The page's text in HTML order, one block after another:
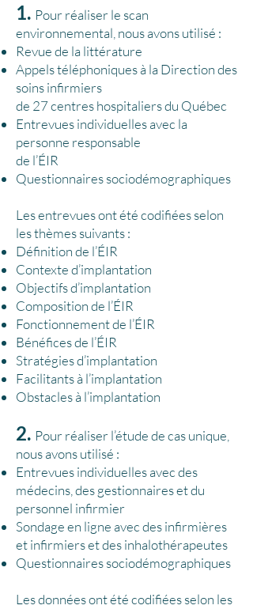
1. Pour réaliser le scan
environnemental, nous avons utilisé :
Revue de la littérature
Appels téléphoniques à la Direction des
soins infirmiers
de 27 centres hospitaliers du Québec
Entrevues individuelles avec la
personne responsable
de l’ÉIR
Questionnaires sociodémographiques
Les entrevues ont été codifiées selon
les thèmes suivants :
Définition de l’ÉIR
Contexte d’implantation
Objectifs d’implantation
Composition de l’ÉIR
Fonctionnement de l’ÉIR
Bénéfices de l’ÉIR
Stratégies d’implantation
Facilitants à l’implantation
Obstacles à l’implantation
2. Pour réaliser l’étude de cas unique,
nous avons utilisé :
Entrevues individuelles avec des
médecins, des gestionnaires et du
personnel infirmier
Sondage en ligne avec des infirmières
et infirmiers et des inhalothérapeutes
Questionnaires sociodémographiques
Les données ont été codifiées selon les